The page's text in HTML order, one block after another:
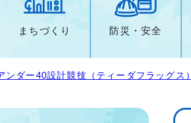
まちづくり 防災・安全
ンダー40設計競技（ティーダフラッグス）